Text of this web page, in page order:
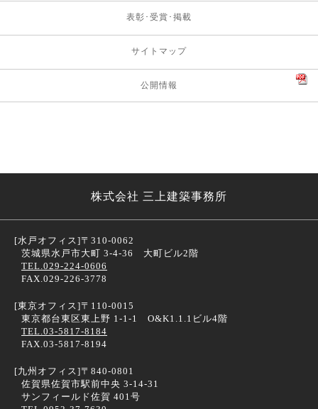
表彰･受賞･掲載
サイトマップ
公開情報
株式会社 三上建築事務所
[水戸オフィス]〒310-0062
茨城県水戸市大町 3-4-36 大町ビル2階
TEL.029-224-0606
FAX.029-226-3778
[東京オフィス]〒110-0015
東京都台東区東上野 1-1-1 O&K1.1.1ビル4階
TEL.03-5817-8184
FAX.03-5817-8194
[九州オフィス]〒840-0801
佐賀県佐賀市駅前中央 3-14-31
サンフィールド佐賀 401号